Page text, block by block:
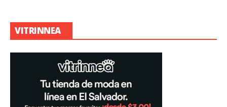
VITRINNEA